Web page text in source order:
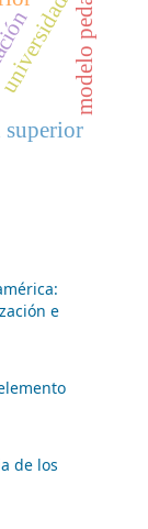
superior
e
de los